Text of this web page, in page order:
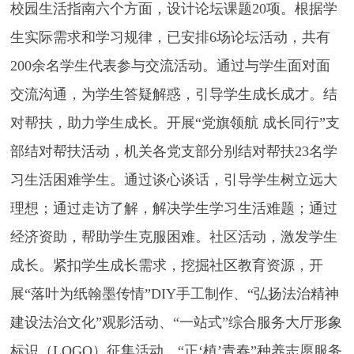
校园生活指南六个方面，设计论坛课题20项。根据学
生实际需求和学习规律，已安排6场论坛活动，共有
200余名学生代表参与交流活动。通过与学生面对面
交流沟通，为学生答疑解惑，引导学生成长成才。结
对帮扶，助力学生成长。开展“党旗领航 成长同行”支
部结对帮扶活动，机关各党支部分别结对帮扶23名学
习生活困难学生。通过谈心谈话，引导学生树立远大
理想；通过走访了解，解决学生学习生活难题；通过
经济资助，帮助学生克服困难。社区活动，激发学生
成长。紧扣学生成长需求，挖掘社区教育资源，开
展“落叶为纸翰墨传情”DIY手工制作、“弘扬法治精神
建设法治文化”观影活动、“一站式”综合服务大厅形象